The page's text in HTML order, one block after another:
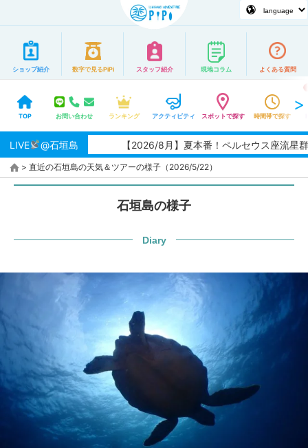
ショップ紹介 数字で見るPiPi スタッフ紹介 現地コラム よくある質問
TOP お問い合わせ ランキング アクティビティ スポットで探す 時間帯で探す
LIVE @石垣島 【2026/8月】夏本番！ペルセウス座流星群の観
> 直近の石垣島の天気＆ツアーの様子（2026/5/22）
石垣島の様子
Diary